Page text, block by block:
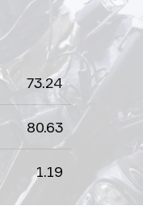
73.24
80.63
1.19